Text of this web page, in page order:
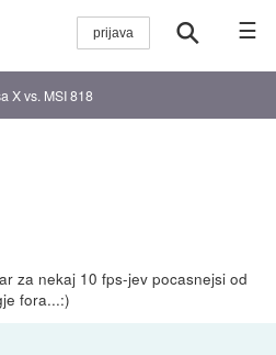
☰
X vs. MSI 818
za nekaj 10 fps-jev pocasnejsi od
fora...:)